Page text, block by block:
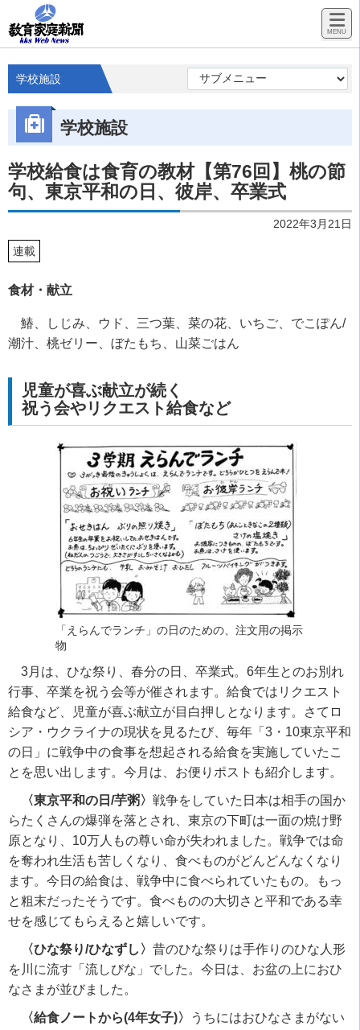
学校施設
学校施設
学校給食は食育の教材【第76回】桃の節
句、東京平和の日、彼岸、卒業式
2022年3月21日
連載
食材・献立
鰆、しじみ、ウド、三つ葉、菜の花、いちご、でこぽん/
潮汁、桃ゼリー、ぼたもち、山菜ごはん
児童が喜ぶ献立が続く
祝う会やリクエスト給食など
「えらんでランチ」の日のための、注文用の掲示
物
3月は、ひな祭り、春分の日、卒業式。 6年生とのお別れ
行事、卒業を祝う会等が催されます。給食ではリクエスト
給食など、児童が喜ぶ献立が目白押しとなります。さてロ
シア・ウクライナの現状を見るたび、毎年「 3 ・ 10東京平和
の日」に戦争中の食事を想起される給食を実施していたこ
とを思い出します。今月は、お便りポストも紹介します。
〈東京平和の日/芋粥〉 戦争をしていた日本は相手の国か
らたくさんの爆弾を落とされ、東京の下町は一面の焼け野
原となり、 10万人もの尊い命が失われました。戦争では命
を奪われ生活も苦しくなり、食べものがどんどんなくなり
ます。今日の給食は、戦争中に食べられていたもの。もっ
と粗末だったそうです。食べものの大切さと平和である幸
せを感じてもらえると嬉しいです。
〈ひな祭り/ひなずし〉 昔のひな祭りは手作りのひな人形
を川に流す「流しびな」でした。今日は、お盆の上におひ
なさまが並びました。
〈給食ノートから(4年女子)〉
うちにはおひなさまがない